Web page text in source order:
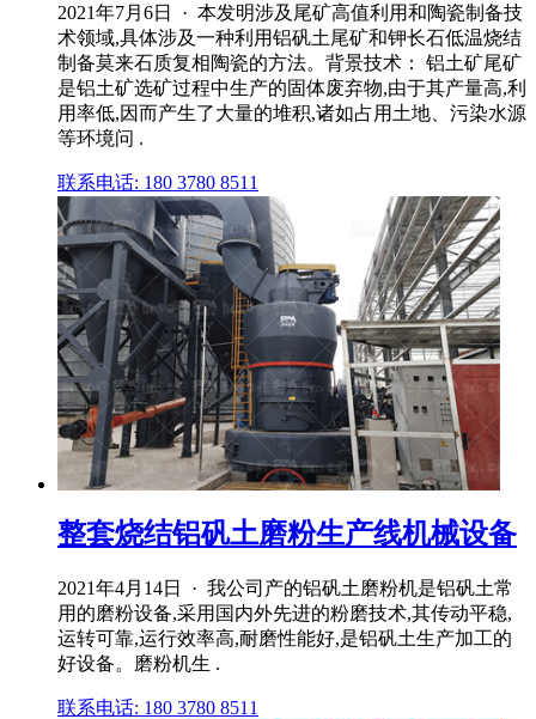
2021年7月6日 · 本发明涉及尾矿高值利用和陶瓷制备技
术领域,具体涉及一种利用铝矾土尾矿和钾长石低温烧结
制备莫来石质复相陶瓷的方法。背景技术： 铝土矿尾矿
是铝土矿选矿过程中生产的固体废弃物,由于其产量高,利
用率低,因而产生了大量的堆积,诸如占用土地、污染水源
等环境问 .
联系电话: 180 3780 8511
整套烧结铝矾土磨粉生产线机械设备
2021年4月14日 · 我公司产的铝矾土磨粉机是铝矾土常
用的磨粉设备,采用国内外先进的粉磨技术,其传动平稳,
运转可靠,运行效率高,耐磨性能好,是铝矾土生产加工的
好设备。磨粉机生 .
联系电话: 180 3780 8511